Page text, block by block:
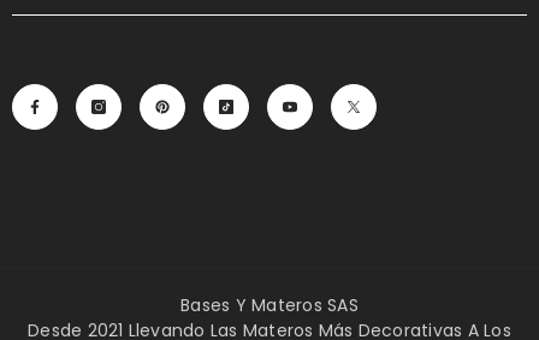
Bases Y Materos SAS
Desde 2021 Llevando Las Materos Más Decorativas A Los